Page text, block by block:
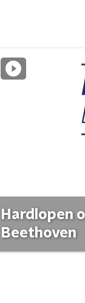
Hardlopen
Beethoven